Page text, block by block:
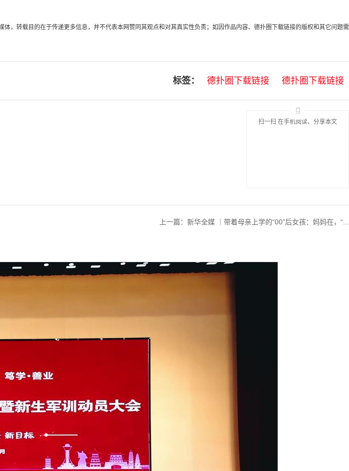
，转载目的在于传递更多信息，并不代表本网赞同其观点和对其真实性负责；如因作品内容、德扑圈下载链接的版权和其它问题需
标签： 德扑圈下载链接 德扑圈下载链接
扫一扫 在手机阅读、分享本文
上一篇： 新华全媒 ｜带着母亲上学的“00”后女孩：妈妈在，“...